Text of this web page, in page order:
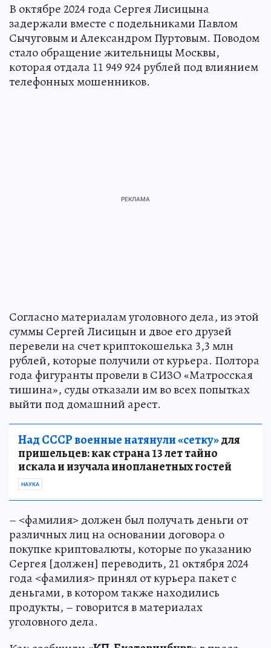
В октябре 2024 года Сергея Лисицына
задержали вместе с подельниками Павлом
Сычуговым и Александром Пуртовым. Поводом
стало обращение жительницы Москвы,
которая отдала 11 949 924 рублей под влиянием
телефонных мошенников.
Согласно материалам уголовного дела, из этой
суммы Сергей Лисицын и двое его друзей
перевели на счет криптокошелька 3,3 млн
рублей, которые получили от курьера. Полтора
года фигуранты провели в СИЗО «Матросская
тишина», суды отказали им во всех попытках
выйти под домашний арест.
Над СССР военные натянули «сетку»для
пришельцев: как страна 13 лет тайно
искала и изучала инопланетных гостей
НАУКА
– <фамилия> должен был получать деньги от
различных лиц на основании договора о
покупке криптовалюты, которые по указанию
Сергея [должен] переводить, 21 октября 2024
года <фамилия> принял от курьера пакет с
деньгами, в котором также находились
продукты, – говорится в материалах
уголовного дела.